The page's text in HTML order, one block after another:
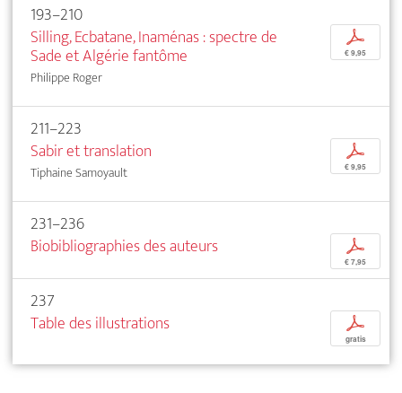
193–210
Silling, Ecbatane, Inaménas : spectre de
Sade et Algérie fantôme
Philippe Roger
p
€ 9,95
211–223
Sabir et translation
Tiphaine Samoyault
p
€ 9,95
231–236
Biobibliographies des auteurs
p
€ 7,95
237
Table des illustrations
p
gratis